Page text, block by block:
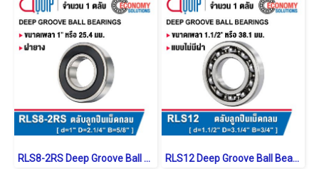
RLS8-2RS Deep Groove Ball Bearings inch. Seal Type RLS12 Deep Groove Ball Bearings inch. Open Type